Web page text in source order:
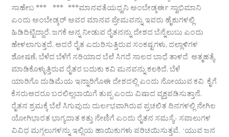
ಸಾಹೇಬ *** *** ***ಮಾನವತೆಯಧ್ವನಿ ಅಂಬೇಡ್ಕರ್ಈ ಸ್ವಾಭಿಮಾನಿ
ಎಂದು ಅಂಬೇಡ್ಕರ್ ಅವರ ಮಾನವ ಪ್ರೇಮವನ್ನು ಇವರು ಹೈಕುಗಳಲ್ಲಿ
ಹಿಡಿದಿಟ್ಟಿದ್ದಾರೆ. ಜಗಕೆ ಅನ್ನ ನೀಡುವ ರೈತನನ್ನು ದೇಶದ ಬೆನ್ನೆಲುಬು ಎಂದು
ಹೇಳಲಾಗುತ್ತದೆ. ಆದರೆ ರೈತ ಎದುರಿಸುತ್ತಿರುವ ಸಂಕಷ್ಟಗಳು, ದಲ್ಲಾಳಿಗಳ
ಶೋಷಣೆ, ಬೆಳೆದ ಬೆಳೆಗೆ ಸರಿಯಾದ ಬೆಲೆ ಸಿಗದೆ ಸಾಲದ ಬಾಧೆ ತಾಳದೆ ಆತ್ಮಹತ್ಯೆ
ಮಾಡಿಕೊಳ್ಳುತ್ತಿರುವ ರೈತರ ಬದುಕು ಕವಿ ಮನವನ್ನು ಕಲಕಿದೆ. ಬೆಳೆ
ಯಾರಿಗೊ ದುಡಿಮೆಯ ಇನ್ನಾರಿಗೊಈ ದೇಶದಲ್ಲಿ ಎಂದು ನೋಯುವ ಕವಿ ಕೈಗೆ
ಕೆಸರುಆದರೂ ಬರಲಿಲ್ಲಬಾಯಿಗೆ ತುಪ್ಪ ಎಂದು ವಿಷಾದ ವ್ಯಕ್ತಪಡಿಸುತ್ತಾನೆ.
ರೈತನ ಶ್ರಮಕ್ಕೆ ಬೆಲೆ ಸಿಗುವುದು ದುರ್ಲಭವಾಗಿರುವ ಪ್ರಚಲಿತ ದಿನಗಳಲ್ಲಿ ನೇಗಿಲ
ಯೋಗಿಭಾರತ ಭಾಗ್ಯದಾತ ಕತ್ತು ನೇಣಿಗೆ ಎಂದು ರೈತನ ಸಮಸ್ಯೆ- ಸವಾಲುಗಳ
ವಿವಿಧ ಮಗ್ಗಲುಗಳನ್ನು ಇಲ್ಲಿಯ ಹಾಯಿಕುಗಳು ಪರಿಚಯಿಸುತ್ತವೆ. ‘ಯುವ ಜನ